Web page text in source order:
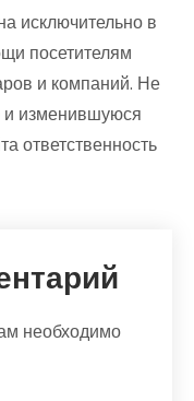
исключительно в
посетителям
и компаний. Не
и изменившуюся
ответственность
необходимо